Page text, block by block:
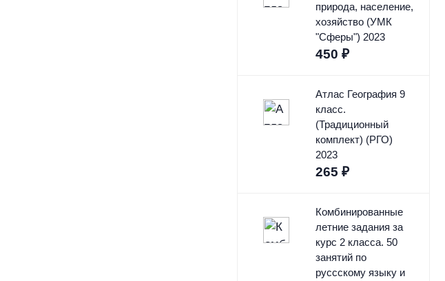
природа, население,
хозяйство (УМК
"Сферы") 2023
450 ₽
Атлас География 9
класс.
(Традиционный
комплект) (РГО)
2023
265 ₽
Комбинированные
летние задания за
курс 2 класса. 50
занятий по
руссскому языку и